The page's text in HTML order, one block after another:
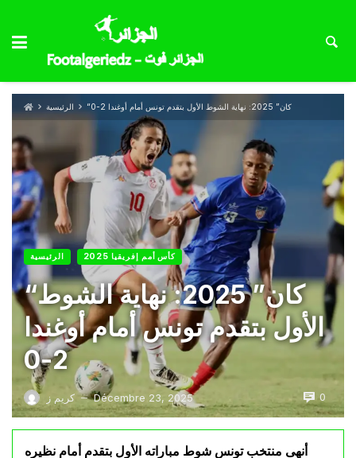
الرئيسية “كان” 2025: نهاية الشوط الأول بتقدم تونس أمام أوغندا 2-0
الرئيسية كأس أمم إفريقيا 2025
“كان” 2025: نهاية الشوط
الأول بتقدم تونس أمام أوغندا
2-0
كريم ز — Décembre 23, 2025 0
أنهى منتخب تونس شوط مباراته الأول بتقدم أمام نظيره